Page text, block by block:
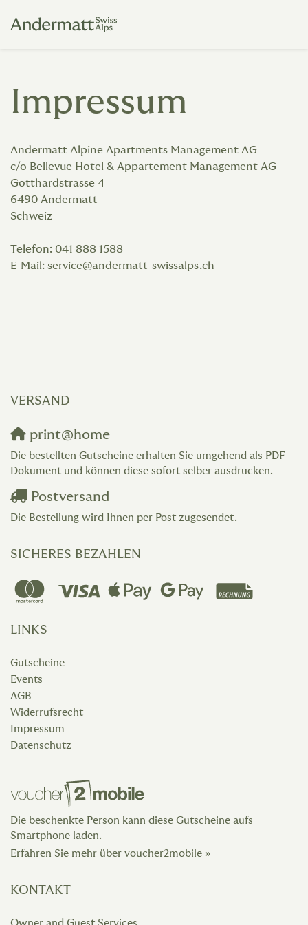
Impressum
Andermatt Alpine Apartments Management AG
c/o Bellevue Hotel & Appartement Management AG
Gotthardstrasse 4
6490 Andermatt
Schweiz
Telefon: 041 888 1588
E-Mail: service@andermatt-swissalps.ch
VERSAND
print@home
Die bestellten Gutscheine erhalten Sie umgehend als PDF-
Dokument und können diese sofort selber ausdrucken.
Postversand
Die Bestellung wird Ihnen per Post zugesendet.
SICHERES BEZAHLEN
LINKS
Gutscheine
Events
AGB
Widerrufsrecht
Impressum
Datenschutz
Die beschenkte Person kann diese Gutscheine aufs
Smartphone laden.
Erfahren Sie mehr über voucher2mobile »
KONTAKT